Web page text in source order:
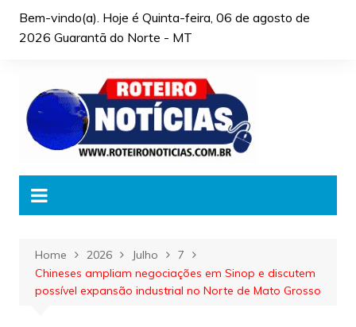
Bem-vindo(a). Hoje é Quinta-feira, 06 de agosto de
2026 Guarantã do Norte - MT
Home 2026 Julho
7
Chineses ampliam negociações em Sinop e discutem
possível expansão industrial no Norte de Mato Grosso